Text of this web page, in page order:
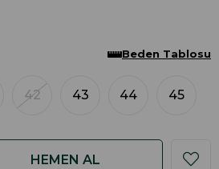
42 43 44 45
Beden Tablosu